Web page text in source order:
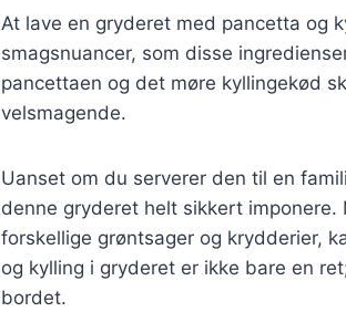
At lave en gryderet med pancetta og
smagsnuancer, som disse
pancettaen og det møre kyllingekød
velsmagende.
Uanset om du serverer den til en
denne gryderet helt sikkert
forskellige grøntsager og krydderier,
og kylling i gryderet er ikke bare en
bordet.